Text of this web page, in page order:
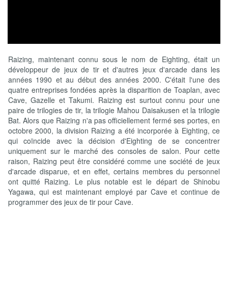
Raizing, maintenant connu sous le nom de Eighting, était un
développeur de jeux de tir et d'autres jeux d'arcade dans les
années 1990 et au début des années 2000. C'était l'une des
quatre entreprises fondées après la disparition de Toaplan, avec
Cave, Gazelle et Takumi. Raizing est surtout connu pour une
paire de trilogies de tir, la trilogie Mahou Daisakusen et la trilogie
Bat. Alors que Raizing n'a pas officiellement fermé ses portes, en
octobre 2000, la division Raizing a été incorporée à Eighting, ce
qui coïncide avec la décision d'Eighting de se concentrer
uniquement sur le marché des consoles de salon. Pour cette
raison, Raizing peut être considéré comme une société de jeux
d'arcade disparue, et en effet, certains membres du personnel
ont quitté Raizing. Le plus notable est le départ de Shinobu
Yagawa, qui est maintenant employé par Cave et continue de
programmer des jeux de tir pour Cave.